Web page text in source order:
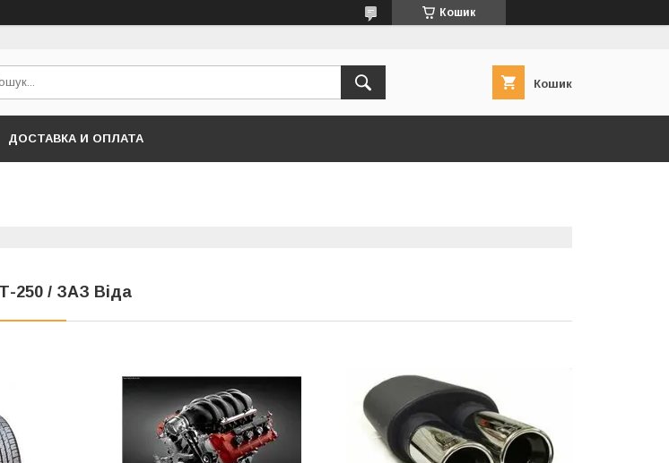
Кошик
Кошик
ДОСТАВКА И ОПЛАТА
250 / ЗАЗ Віда